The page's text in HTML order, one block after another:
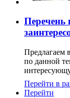
Перечень
Предлагаем
по данной
Перейти в
Перейти